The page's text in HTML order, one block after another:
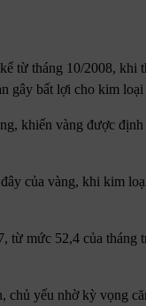
từ tháng 10/2008,
gây bất lợi cho kim
khiến vàng được
của vàng, khi kim
mức 52,4 của tháng
chủ yếu nhờ kỳ vọng